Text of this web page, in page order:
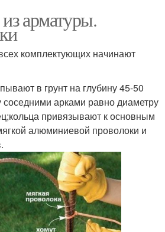
арматуры.
комплектующих начинают
в грунт на глубину 45-50
арками равно диаметру
привязывают к основным
алюминиевой проволоки и